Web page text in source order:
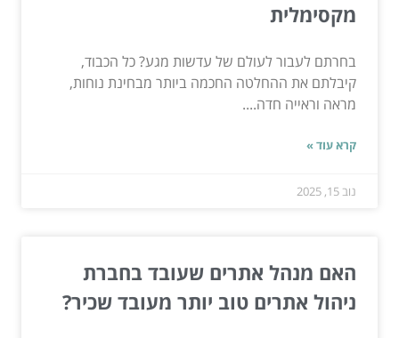
מקסימלית
בחרתם לעבור לעולם של עדשות מגע? כל הכבוד,
קיבלתם את ההחלטה החכמה ביותר מבחינת נוחות,
מראה וראייה חדה....
קרא עוד »
נוב 15, 2025
האם מנהל אתרים שעובד בחברת
ניהול אתרים טוב יותר מעובד שכיר?